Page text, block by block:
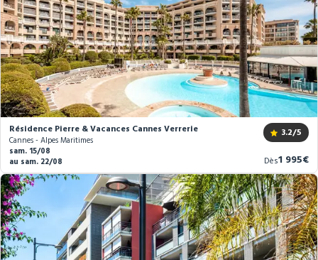
Résidence Pierre & Vacances Cannes Verrerie
Cannes - Alpes Maritimes
3.2/5
sam. 15/08
au sam. 22/08
Dès
prix
1 995€